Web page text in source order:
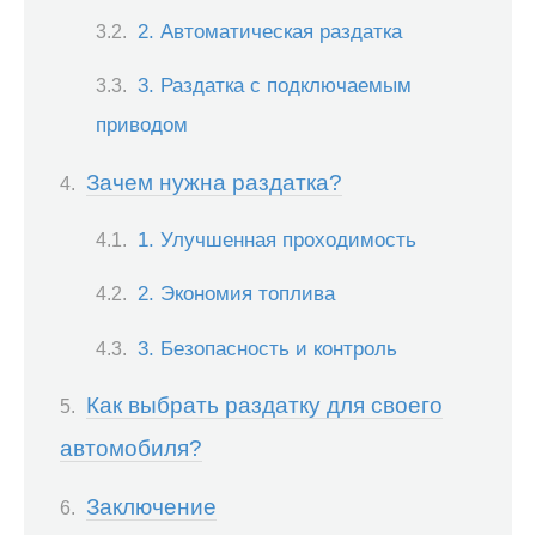
2. Автоматическая раздатка
3. Раздатка с подключаемым
приводом
Зачем нужна раздатка?
1. Улучшенная проходимость
2. Экономия топлива
3. Безопасность и контроль
Как выбрать раздатку для своего
автомобиля?
Заключение